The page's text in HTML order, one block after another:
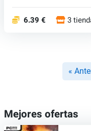
6.39 € 3
«
Mejores ofertas